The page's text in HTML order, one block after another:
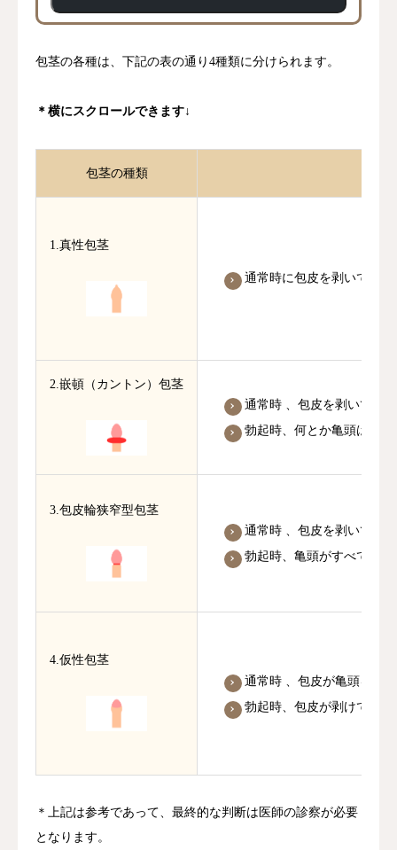
包茎の各種は、下記の表の通り4種類に分けられます。
＊横にスクロールできます↓
包茎の種類
1.真性包茎
通常時に包皮を剥いて亀
2.嵌頓（カントン）包茎
通常時 、包皮を剥いて亀
勃起時、何とか亀頭は露
3.包皮輪狭窄型包茎
通常時 、包皮を剥いて亀
勃起時、亀頭がすべて露
4.仮性包茎
通常時 、包皮が亀頭を覆
勃起時、包皮が剥けて亀
＊上記は参考であって、最終的な判断は医師の診察が必要
となります。